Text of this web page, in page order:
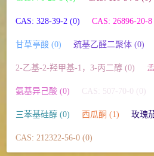
CAS: 328-39-2 (0) CAS: 26896-20-8
甘草亭酸 (0) 巯基乙醛二聚体 (0)
2-乙基-2-羟甲基-1，3-丙二醇 (0)
氨基异己酸 (0) CAS: 507-70-0 (0)
三苯基硅醇 (0) 西瓜酮 (1) 玫瑰
CAS: 212322-56-0 (0)